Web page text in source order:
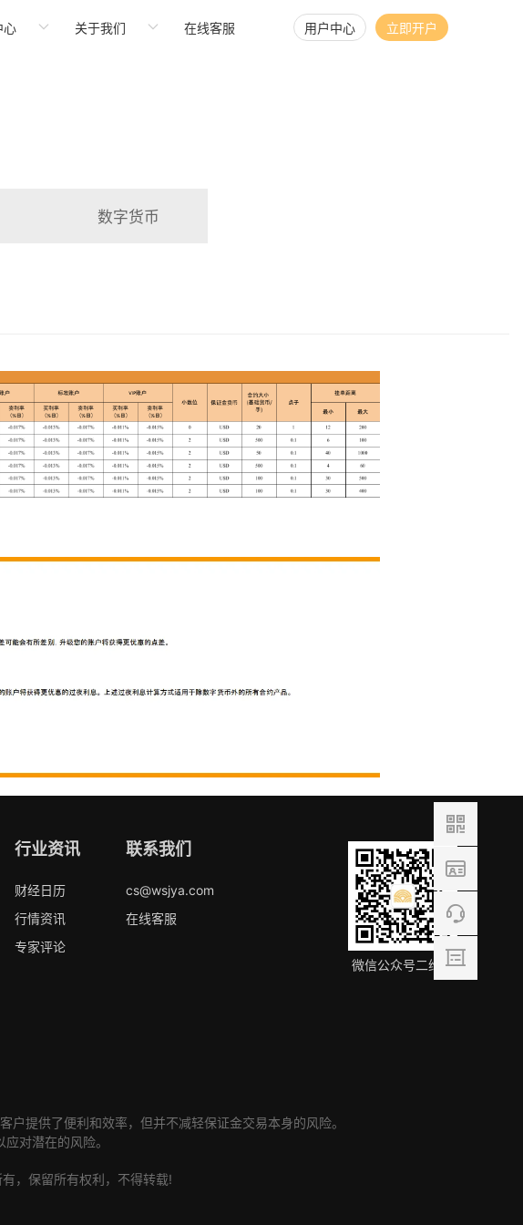
心 关于我们 在线客服 用户中心 立即开户
数字货币
行业资讯
财经日历
行情资讯
专家评论
联系我们
cs@wsjya.com
在线客服
微信公众号二维码
提供了便利和效率，但并不减轻保证金交易本身的风险。
对潜在的风险。
，保留所有权利，不得转载!